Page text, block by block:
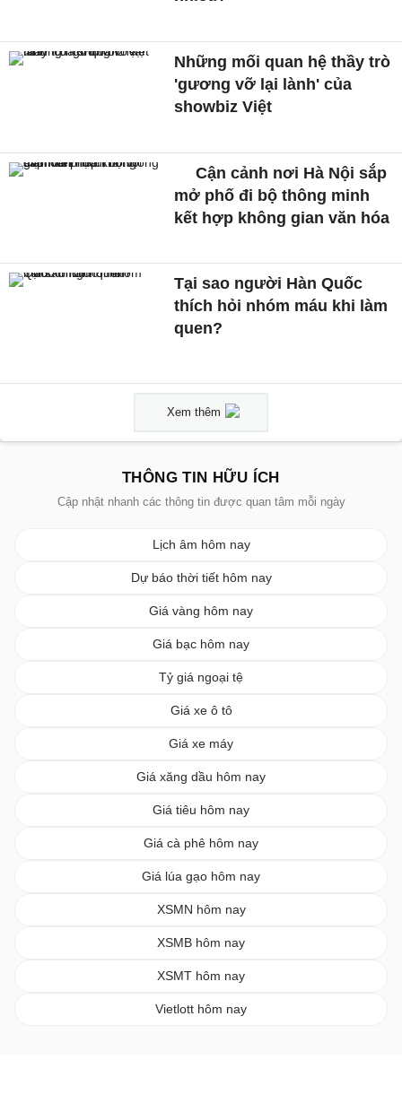
Những mối quan hệ thầy trò
'gương vỡ lại lành' của
showbiz Việt
Cận cảnh nơi Hà Nội sắp
mở phố đi bộ thông minh
kết hợp không gian văn hóa
Tại sao người Hàn Quốc
thích hỏi nhóm máu khi làm
quen?
Xem thêm
THÔNG TIN HỮU ÍCH
Cập nhật nhanh các thông tin được quan tâm mỗi ngày
Lịch âm hôm nay
Dự báo thời tiết hôm nay
Giá vàng hôm nay
Giá bạc hôm nay
Tỷ giá ngoại tệ
Giá xe ô tô
Giá xe máy
Giá xăng dầu hôm nay
Giá tiêu hôm nay
Giá cà phê hôm nay
Giá lúa gạo hôm nay
XSMN hôm nay
XSMB hôm nay
XSMT hôm nay
Vietlott hôm nay